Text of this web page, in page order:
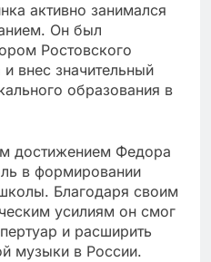
активно занимался
Он был
Ростовского
внес значительный
образования в
достижением Федора
в формировании
Благодаря своим
усилиям он смог
и расширить
музыки в России.